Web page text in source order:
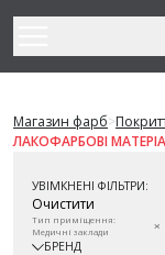
Магазин фарб>
ЛАКОФАРБОВІ
УВІМКНЕНІ ФІЛЬТРИ:
Очистити
Тип приміщення:
Медичні заклади
БРЕНД